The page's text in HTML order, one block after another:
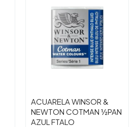
ACUARELA WINSOR &
NEWTON COTMAN ½PAN
AZUL FTALO